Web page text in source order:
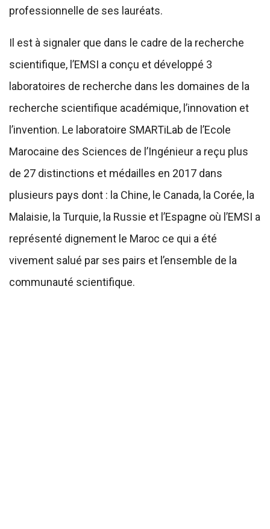
professionnelle de ses lauréats.
Il est à signaler que dans le cadre de la recherche
scientifique, l’EMSI a conçu et développé 3
laboratoires de recherche dans les domaines de la
recherche scientifique académique, l’innovation et
l’invention. Le laboratoire SMARTiLab de l’Ecole
Marocaine des Sciences de l’Ingénieur a reçu plus
de 27 distinctions et médailles en 2017 dans
plusieurs pays dont : la Chine, le Canada, la Corée, la
Malaisie, la Turquie, la Russie et l’Espagne où l’EMSI a
représenté dignement le Maroc ce qui a été
vivement salué par ses pairs et l’ensemble de la
communauté scientifique.